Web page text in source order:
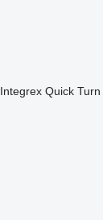
Integrex Quick Turn